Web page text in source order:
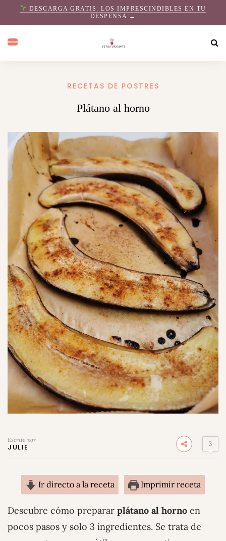
DESCARGA GRATIS: LOS IMPRESCINDIBLES EN TU
DESPENSA →
RECETAS DE POSTRES
Plátano al horno
Escrito por
JULIE 3
Ir directo a la receta Imprimir receta
Descubre cómo preparar plátano al horno en
pocos pasos y solo 3 ingredientes. Se trata de